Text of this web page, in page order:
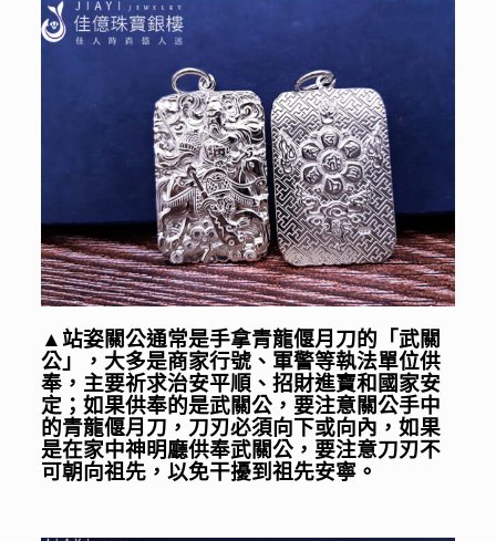
▲ 站姿關公通常是手拿青龍偃月刀的「武關
公」，大多是商家行號、軍警等執法單位供
奉，主要祈求治安平順、招財進寶和國家安
定；如果供奉的是武關公，要注意關公手中
的青龍偃月刀，刀刃必須向下或向內，如果
是在家中神明廳供奉武關公，要注意刀刃不
可朝向祖先，以免干擾到祖先安寧。